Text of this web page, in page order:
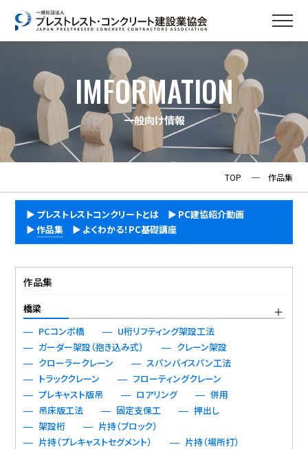
IMFORMATION
一般向け情報
TOP ─ 作品集
プレストレストコンクリートとは
PC建協紹介動画
作品集
よくわかる！PC基礎講座
作品集
橋梁
PCコンポ橋
U桁リフティング架設工法
ガーダー架設（抱き込み式）
クレーン架設
クローラークレーン
スパンバイスパン工法
トラッククレーン
フローティングクレーン
プレキャスト版吊
ロアリング
併用
吊床版工法
固定支保工
押出し
架設桁
片持（ブロック）
片持（プレキャストセグメント）
片持（場所打）